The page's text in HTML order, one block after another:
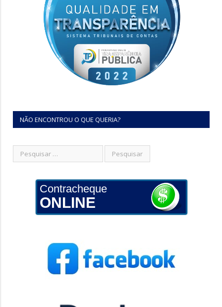
NÃO ENCONTROU O QUE QUERIA?
Contracheque
ONLINE